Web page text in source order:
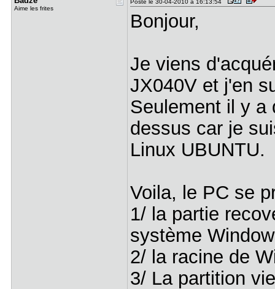
Aime les frites
Posté le 30-04-2010 à 16:13:54
Bonjour,
Je viens
JX040V et j'en
Seulement il y a
dessus car je
Linux UBUNTU.
Voila, le PC se
1/ la partie
système
2/ la racine de
3/ La partition